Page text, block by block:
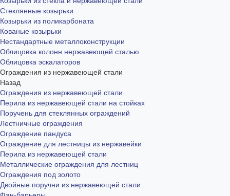
Стеклянные козырьки
Козырьки из поликарбоната
Кованые козырьки
Нестандартные металлоконструкции
Облицовка колонн нержавеющей сталью
Облицовка эскалаторов
Ограждения из нержавеющей стали
Назад
Ограждения из нержавеющей стали
Перила из нержавеющей стали на стойках
Поручень для стеклянных ограждений
Лестничные ограждения
Ограждение пандуса
Ограждение для лестницы из нержавейки
Перила из нержавеющей стали
Металлические ограждения для лестниц
Ограждения под золото
Двойные поручни из нержавеющей стали